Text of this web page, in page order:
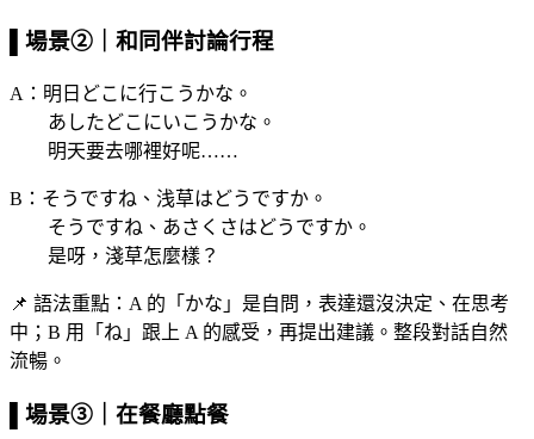
▌場景②｜和同伴討論行程
A：明日どこに行こうかな。
あしたどこにいこうかな。
明天要去哪裡好呢……
B：そうですね、浅草はどうですか。
そうですね、あさくさはどうですか。
是呀，淺草怎麼樣？
📌 語法重點：A 的「かな」是自問，表達還沒決定、在思考
中；B 用「ね」跟上 A 的感受，再提出建議。整段對話自然
流暢。
▌場景③｜在餐廳點餐